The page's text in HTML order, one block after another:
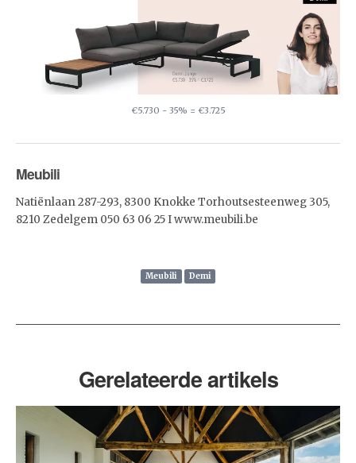
€5.730 - 35% = €3.725
Meubili
Natiënlaan 287-293, 8300 Knokke Torhoutsesteenweg 305,
8210 Zedelgem 050 63 06 25 I www.meubili.be
Meubili Demi
Gerelateerde artikels